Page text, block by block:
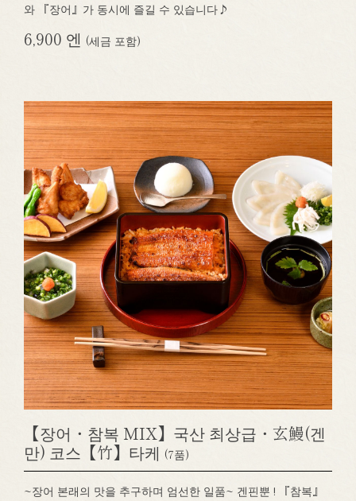
와 『장어』가 동시에 즐길 수 있습니다♪
6,900 엔 (세금 포함)
【장어・참복 MIX】국산 최상급・玄鰻(겐
만) 코스【竹】타케 (7품)
~장어 본래의 맛을 추구하며 엄선한 일품~ 겐핀뿐 ! 『참복』